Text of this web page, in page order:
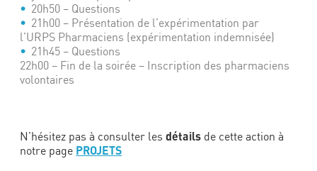
20h50 – Questions
21h00 – Présentation de l’expérimentation par
l’URPS Pharmaciens (expérimentation indemnisée)
21h45 – Questions
22h00 – Fin de la soirée – Inscription des pharmaciens
volontaires
N’hésitez pas à consulter lesdétails de cette action à
notre page PROJETS